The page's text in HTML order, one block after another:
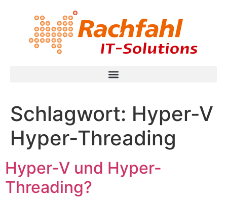
Schlagwort: Hyper-V
Hyper-Threading
Hyper-V und Hyper-
Threading?